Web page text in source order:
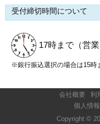
受付締切時間について
17時まで （営
※銀行振込選択の場合は15時
会社概要 利
個人情
Copyright ©